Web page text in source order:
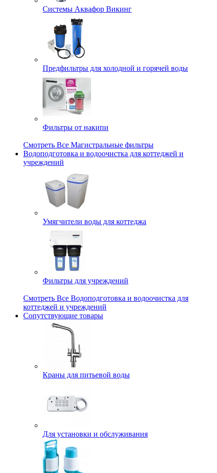
Системы Аквафор Викинг
Предфильтры для холодной и горячей воды
Фильтры от накипи
Смотреть Все Магистральные фильтры
Водоподготовка и водоочистка для коттеджей и
учреждений
Умягчители воды для коттеджа
Фильтры для учреждений
Смотреть Все Водоподготовка и водоочистка для
коттеджей и учреждений
Сопутствующие товары
Краны для питьевой воды
Для установки и обслуживания